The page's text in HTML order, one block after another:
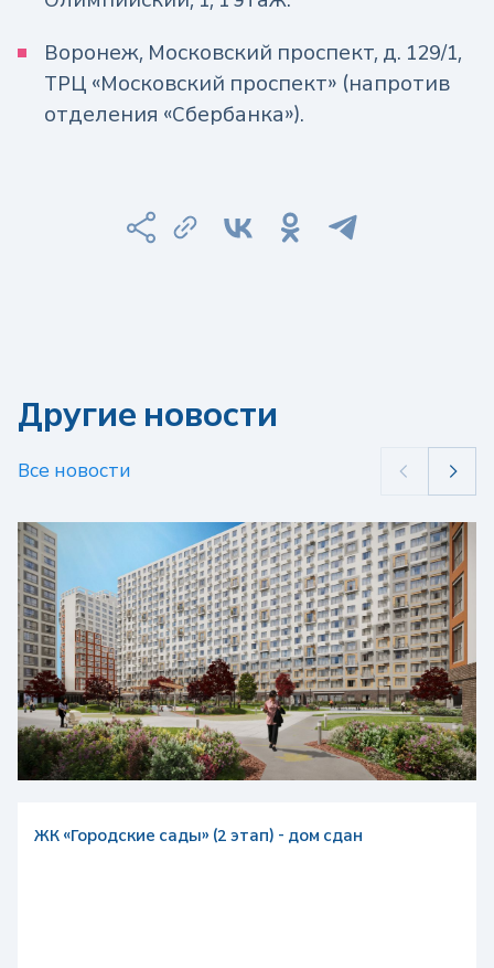
Воронеж, Московский проспект, д. 129/1,
ТРЦ «Московский проспект» (напротив
отделения «Сбербанка»).
Другие новости
Все новости
ЖК «Городские сады» (2 этап) - дом сдан